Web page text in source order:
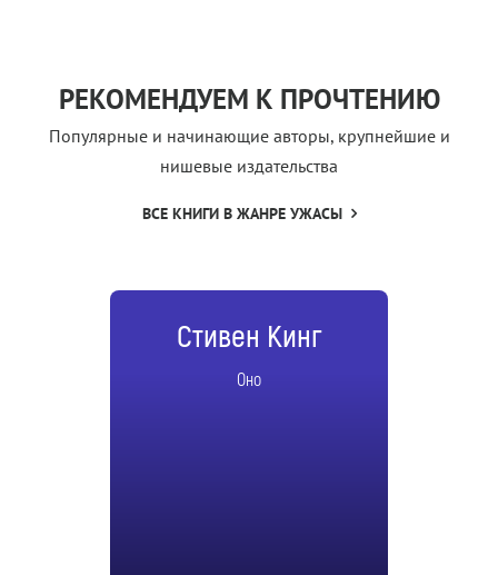
РЕКОМЕНДУЕМ К ПРОЧТЕНИЮ
Популярные и начинающие авторы, крупнейшие и
нишевые издательства
ВСЕ КНИГИ В ЖАНРЕ УЖАСЫ
Стивен Кинг
Оно